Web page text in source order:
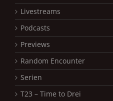
Livestreams
Podcasts
Previews
Random Encounter
Serien
T23 – Time to Drei